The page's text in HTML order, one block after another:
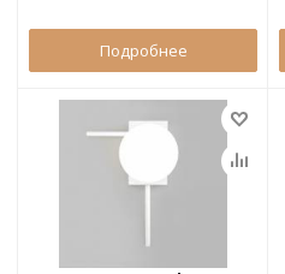
Подробнее